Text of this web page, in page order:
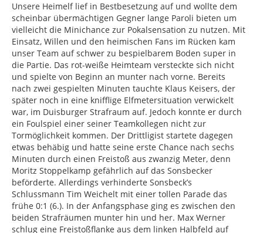
Unsere Heimelf lief in Bestbesetzung auf und wollte dem
scheinbar übermächtigen Gegner lange Paroli bieten um
vielleicht die Minichance zur Pokalsensation zu nutzen. Mit
Einsatz, Willen und den heimischen Fans im Rücken kam
unser Team auf schwer zu bespielbarem Boden super in
die Partie. Das rot-weiße Heimteam versteckte sich nicht
und spielte von Beginn an munter nach vorne. Bereits
nach zwei gespielten Minuten tauchte Klaus Keisers, der
später noch in eine knifflige Elfmetersituation verwickelt
war, im Duisburger Strafraum auf. Jedoch konnte er durch
ein Foulspiel einer seiner Teamkollegen nicht zur
Tormöglichkeit kommen. Der Drittligist startete dagegen
etwas behäbig und hatte seine erste Chance nach sechs
Minuten durch einen Freistoß aus zwanzig Meter, denn
Moritz Stoppelkamp gefährlich auf das Sonsbecker
beförderte. Allerdings verhinderte Sonsbeck’s
Schlussmann Tim Weichelt mit einer tollen Parade das
frühe 0:1 (6.). In der Anfangsphase ging es zwischen den
beiden Strafräumen munter hin und her. Max Werner
schlug eine Freistoßflanke aus dem linken Halbfeld auf